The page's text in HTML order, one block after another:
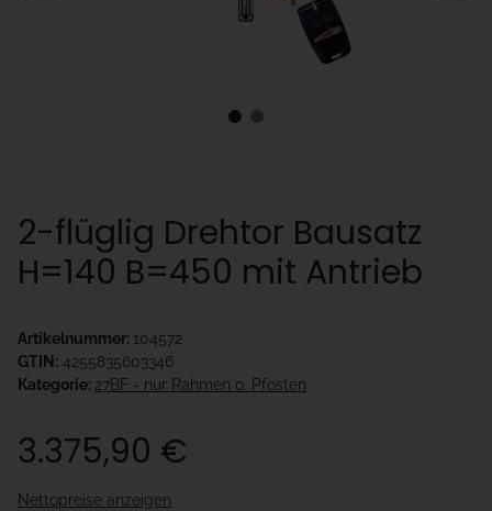
2-flüglig Drehtor Bausatz
H=140 B=450 mit Antrieb
Artikelnummer: 104572
GTIN: 4255835603346
Kategorie: 27BF - nur Rahmen o. Pfosten
3.375,90 €
Nettopreise anzeigen